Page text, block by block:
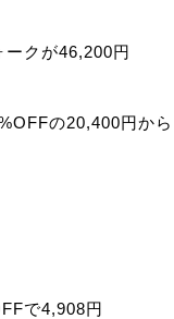
クが46,200円
の20,400円から
で4,908円